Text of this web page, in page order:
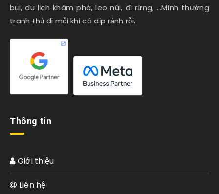
bụi, du lịch khám phá, leo núi, đi rừng, …Mình thường
tranh thủ đi mỗi khi có dịp rảnh rỗi.
Thông tin
Giới thiệu
Liên hệ